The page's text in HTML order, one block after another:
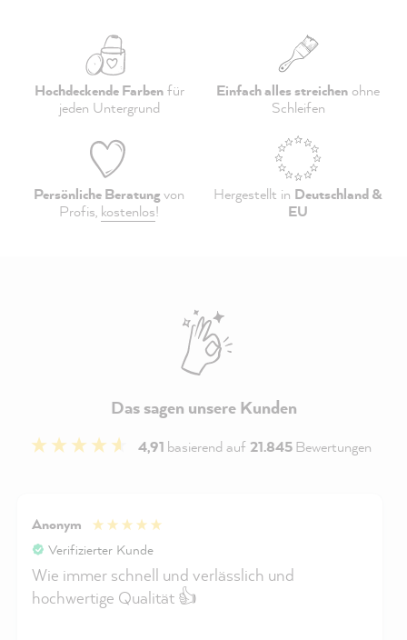
Hochdeckende Farbenfür
jeden Untergrund
Einfach alles streichen ohne
Schleifen
Persönliche Beratungvon
Profis, kostenlos!
Hergestellt in Deutschland &
EU
Das sagen unsere Kunden
4,91 basierend auf 21.845Bewertungen
Anonym
Verifizierter Kunde
Wie immer schnell und verlässlich und
hochwertige Qualität 👍